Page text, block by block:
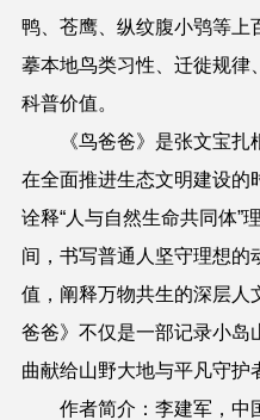
鸭、苍鹰、纵纹腹小鸮等上
摹本地鸟类习性、迁徙规律
科普价值。
《鸟爸爸》是张文宝
在全面推进生态文明建设的
诠释“人与自然生命共同体”
间，书写普通人坚守理想的
值，阐释万物共生的深层人
爸爸》不仅是一部记录小岛
曲献给山野大地与平凡守护
作者简介：李建军，中